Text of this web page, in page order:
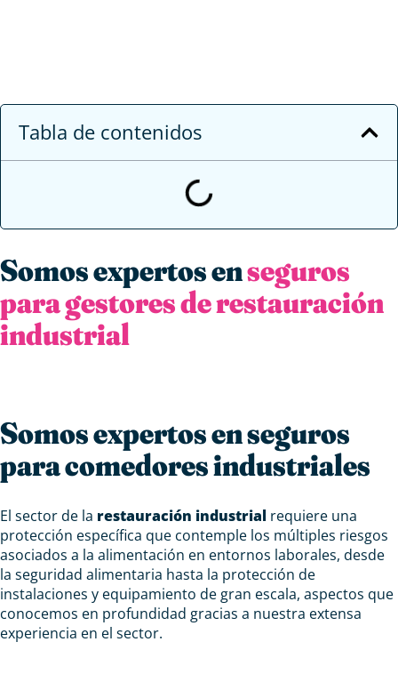
Tabla de contenidos
Somos expertos enseguros
para gestores de restauración
industrial
Somos expertos en seguros
para comedores industriales
El sector de la restauración industrial requiere una
protección específica que contemple los múltiples riesgos
asociados a la alimentación en entornos laborales, desde
la seguridad alimentaria hasta la protección de
instalaciones y equipamiento de gran escala, aspectos que
conocemos en profundidad gracias a nuestra extensa
experiencia en el sector.